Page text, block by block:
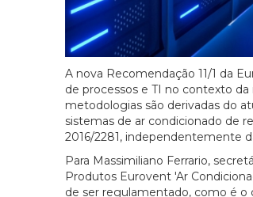
A nova Recomendação 11/1 da
de processos e TI no contexto
metodologias são derivadas do
sistemas de ar condicionado de
2016/2281, independentemente
Para Massimiliano Ferrario,
Produtos Eurovent 'Ar
de ser regulamentado, como é o